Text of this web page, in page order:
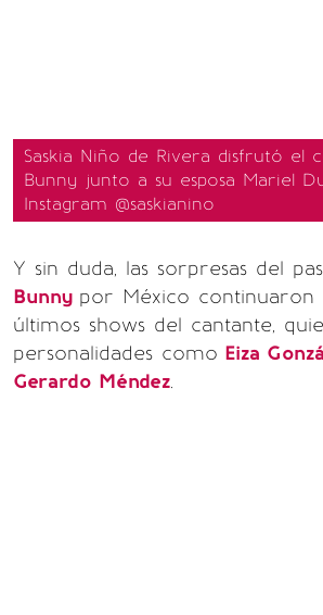
Saskia Niño de Rivera disfrutó el
Bunny junto a su esposa Mariel
Instagram @saskianino
Y sin duda, las sorpresas del
Bunny por México continuaron
últimos shows del cantante,
personalidades como Eiza
Gerardo Méndez.